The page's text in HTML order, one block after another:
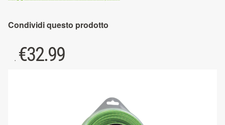
Condividi questo prodotto
. €32.99